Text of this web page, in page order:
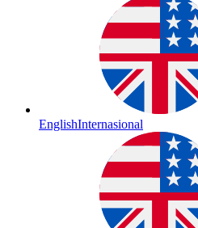
EnglishInternasional